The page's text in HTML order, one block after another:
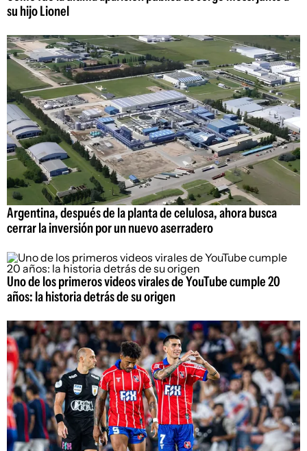
su hijo Lionel
Argentina, después de la planta de celulosa, ahora busca
cerrar la inversión por un nuevo aserradero
Uno de los primeros videos virales de YouTube cumple 20
años: la historia detrás de su origen